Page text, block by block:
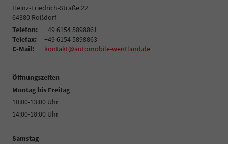
Heinz-Friedrich-Straße 22
64380 Roßdorf
Telefon:
+49 6154 5898861
Telefax:
+49 6154 5898863
E-Mail:
kontakt@automobile-wentland.de
Öffnungszeiten
Montag bis Freitag
10:00-13:00 Uhr
14:00-18:00 Uhr
Samstag